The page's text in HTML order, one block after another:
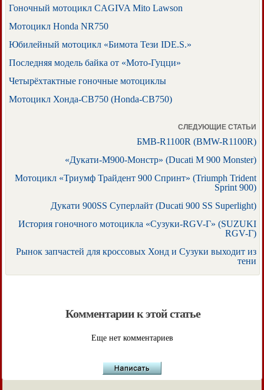
Гоночный мотоцикл CAGIVA Mito Lawson
Мотоцикл Honda NR750
Юбилейный мотоцикл «Бимота Тези IDE.S.»
Последняя модель байка от «Мото-Гуцци»
Четырёхтактные гоночные мотоциклы
Мотоцикл Хонда-СВ750 (Honda-CB750)
СЛЕДУЮЩИЕ СТАТЬИ
БМВ-R1100R (BMW-R1100R)
«Дукати-М900-Монстр» (Ducati M 900 Monster)
Мотоцикл «Триумф Трайдент 900 Спринт» (Triumph Trident
Sprint 900)
Дукати 900SS Суперлайт (Ducati 900 SS Superlight)
История гоночного мотоцикла «Сузуки-RGV-Г» (SUZUKI
RGV-Г)
Рынок запчастей для кроссовых Хонд и Сузуки выходит из
тени
Комментарии к этой статье
Еще нет комментариев